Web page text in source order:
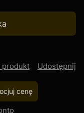
produkt
Udostępnij
cenę